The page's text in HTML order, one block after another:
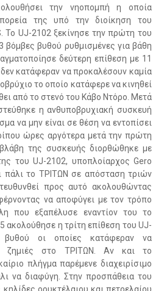
την νηοπομπή η οποία
της υπό την διοίκηση του
Το UJ-2102 ξεκίνησε την πρώτη του
βόμβες βυθού ρυθμισμένες για βάθη
δεύτερη επίθεση με 11
κατάφεραν να προκαλέσουν καμία
το οποίο κατάφερε να κινηθεί
από το στενό του Κάβο Ντόρο. Μετά
η ανθυποβρυχιακή συσκευή
να μην είναι σε θέση να εντοπίσει
ώρες αργότερα μετά την πρώτη
της συσκευής διορθώθηκε με
του UJ-2102, υποπλοίαρχος Gero
πάλι το ΤΡΙΤΩΝ σε απόσταση τριών
προς αυτό ακολουθώντας
να αποφύγει με τον τρόπο
που εξαπέλυσε εναντίον του το
ακολούθησε η τρίτη επίθεση του UJ-
οι οποίες κατάφεραν να
ζημιές στο ΤΡΙΤΩΝ. Αν και το
πλήγμα παρέμενε διαχειρίσιμο
να διαφύγη. Στην προσπάθεια του